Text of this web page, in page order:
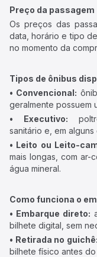
Preço da passagem
Os preços das
data, horário e tipo
no momento da
Tipos de ônibus
• Convencional:
geralmente possuem
• Executivo:
sanitário e, em alguns
• Leito ou Leito-
mais longas, com ar-
água mineral.
Como funciona o
• Embarque direto:
bilhete digital, sem
• Retirada no guichê:
bilhete físico antes